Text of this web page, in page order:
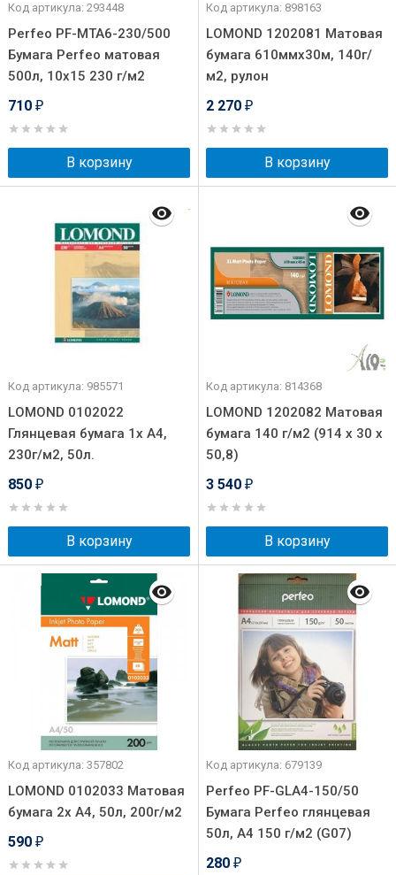
Код артикула: 293448
Perfeo PF-MTA6-230/500
Бумага Perfeo матовая
500л, 10х15 230 г/м2
710 ₽
В корзину
Код артикула: 898163
LOMOND 1202081 Матовая
бумага 610ммх30м, 140г/
м2, рулон
2 270 ₽
В корзину
Код артикула: 985571
LOMOND 0102022
Глянцевая бумага 1х A4,
230г/м2, 50л.
850 ₽
В корзину
Код артикула: 814368
LOMOND 1202082 Матовая
бумага 140 г/м2 (914 x 30 x
50,8)
3 540 ₽
В корзину
Код артикула: 357802
LOMOND 0102033 Матовая
бумага 2х А4, 50л, 200г/м2
590 ₽
Код артикула: 679139
Perfeo PF-GLA4-150/50
Бумага Perfeo глянцевая
50л, А4 150 г/м2 (G07)
280 ₽